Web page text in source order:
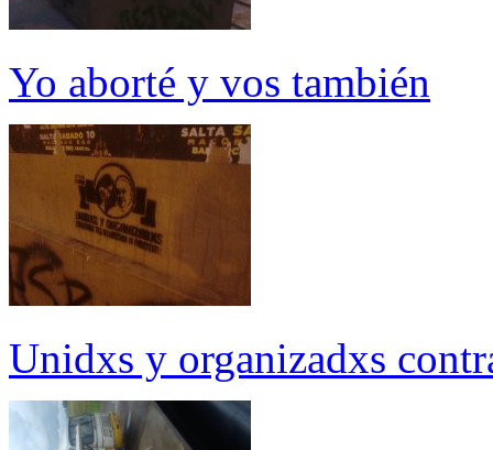
Yo aborté y vos también
Unidxs y organizadxs